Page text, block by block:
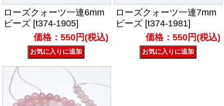
ローズクォーツ一連6mm
ビーズ [t374-1905]
価格：550円(税込)
ローズクォーツ一連7mm
ビーズ [t374-1981]
価格：550円(税込)